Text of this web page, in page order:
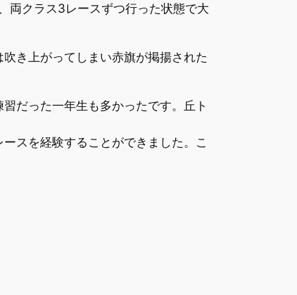
両クラス3レースずつ行った状態で大
き上がってしまい赤旗が掲揚された
だった一年生も多かったです。丘ト
スを経験することができました。こ